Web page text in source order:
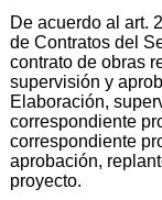
De acuerdo al art.
de Contratos del
contrato de obras
supervisión y
Elaboración,
correspondiente
correspondiente
aprobación,
proyecto.